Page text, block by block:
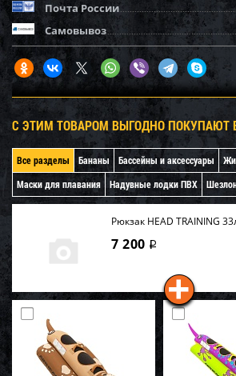
Почта России
Самовывоз
С ЭТИМ ТОВАРОМ ВЫГОДНО ПОКУПАЮТ
Все разделы Бананы Бассейны и аксессуары
Маски для плавания
Надувные лодки ПВХ
Рюкзак HEAD TRAINING
7 200 i